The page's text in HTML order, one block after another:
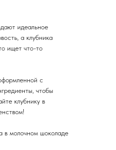
идеальное
а клубника
ищет что-то
с
чтобы
клубнику в
в молочном шоколаде